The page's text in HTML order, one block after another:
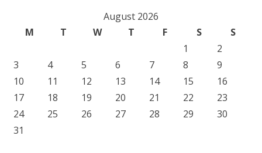
August 2026
M
T W T F S
S
1
2
3
4 5 6 7 8
9
10
11 12 13 14 15
16
17
18 19 20 21 22
23
24
25 26 27 28 29
30
31